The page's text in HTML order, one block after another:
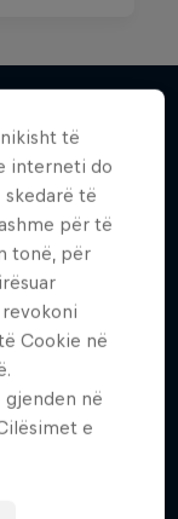
të
interneti do
të
për të
tonë, për
Cookie në
në
e